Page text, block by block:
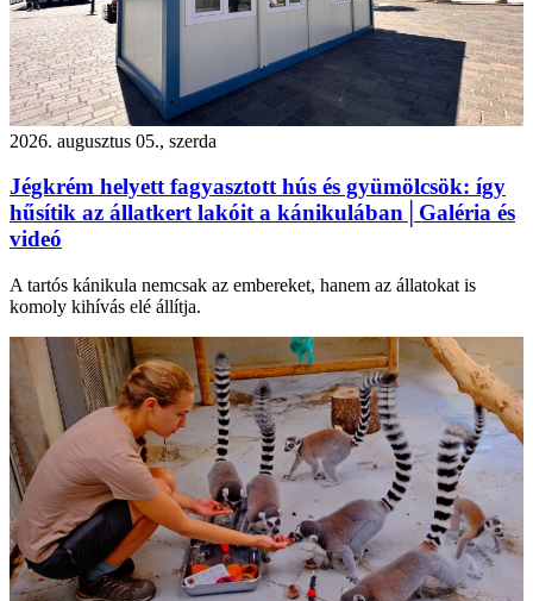
2026. augusztus 05., szerda
Jégkrém helyett fagyasztott hús és gyümölcsök: így
hűsítik az állatkert lakóit a kánikulában│Galéria és
videó
A tartós kánikula nemcsak az embereket, hanem az állatokat is
komoly kihívás elé állítja.